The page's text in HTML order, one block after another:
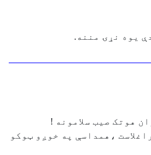
یوه نړۍ مننه.
هوتک صیب سلامونه !
،همداسې په خوږو ټوکو